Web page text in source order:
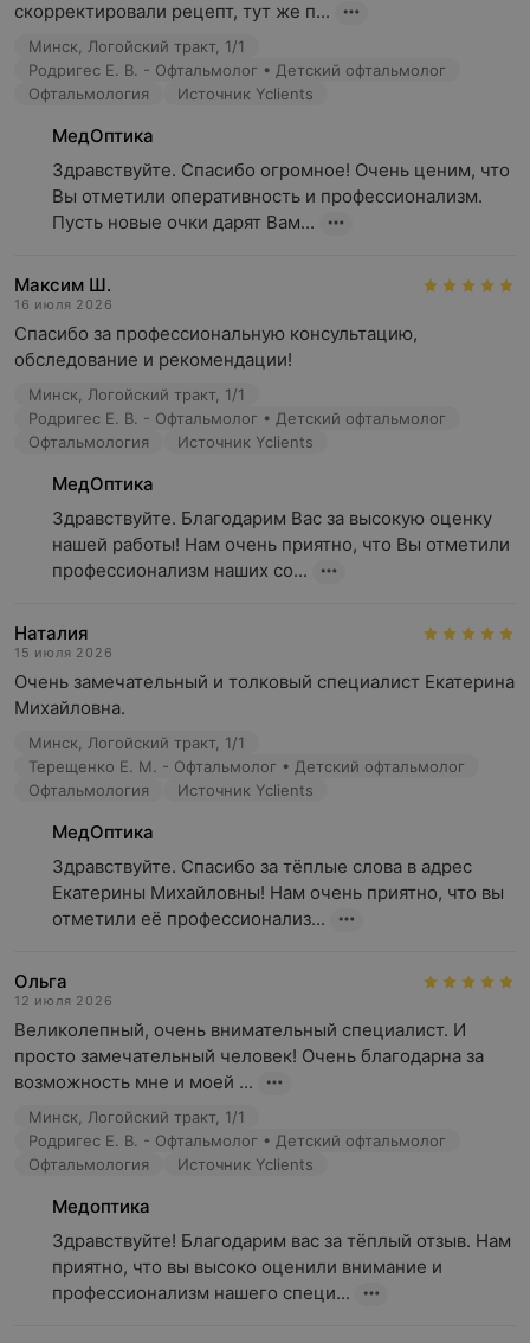
скорректировали рецепт, тут же п...
Минск, Логойский тракт, 1/1
Родригес Е. В. - Офтальмолог • Детский офтальмолог
Офтальмология
Источник Yclients
МедОптика
Здравствуйте. Спасибо огромное! Очень ценим, что
Вы отметили оперативность и профессионализм.
Пусть новые очки дарят Вам...
Максим Ш.
16 июля 2026
Спасибо за профессиональную консультацию,
обследование и рекомендации!
Минск, Логойский тракт, 1/1
Родригес Е. В. - Офтальмолог • Детский офтальмолог
Офтальмология
Источник Yclients
МедОптика
Здравствуйте. Благодарим Вас за высокую оценку
нашей работы! Нам очень приятно, что Вы отметили
профессионализм наших со...
Наталия
15 июля 2026
Очень замечательный и толковый специалист Екатерина
Михайловна.
Минск, Логойский тракт, 1/1
Терещенко Е. М. - Офтальмолог • Детский офтальмолог
Офтальмология
Источник Yclients
МедОптика
Здравствуйте. Спасибо за тёплые слова в адрес
Екатерины Михайловны! Нам очень приятно, что вы
отметили её профессионализ...
Ольга
12 июля 2026
Великолепный, очень внимательный специалист. И
просто замечательный человек! Очень благодарна за
возможность мне и моей ...
Минск, Логойский тракт, 1/1
Родригес Е. В. - Офтальмолог • Детский офтальмолог
Офтальмология
Источник Yclients
Медоптика
Здравствуйте! Благодарим вас за тёплый отзыв. Нам
приятно, что вы высоко оценили внимание и
профессионализм нашего специ...